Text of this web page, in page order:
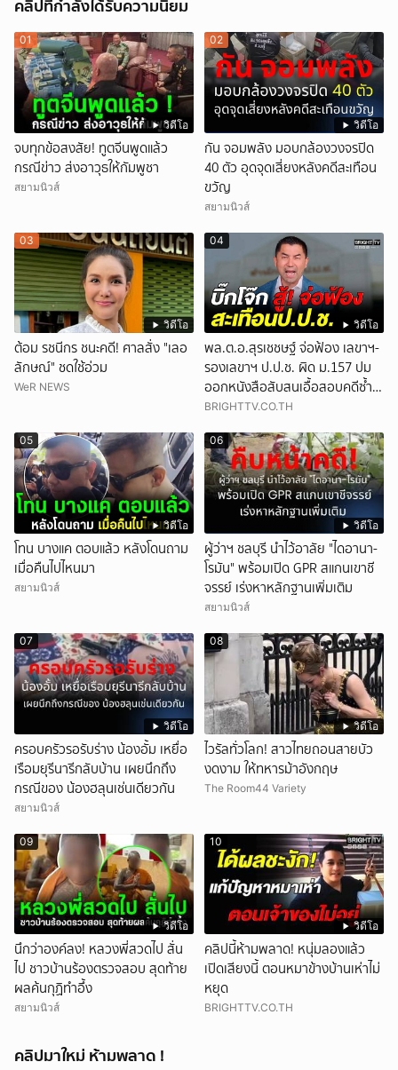
คลิปที่กำลังได้รับความนิยม
วิดีโอ
01
จบทุกข้อสงสัย! ทูตจีนพูดแล้ว
กรณีข่าว ส่งอาวุธให้กัมพูชา
สยามนิวส์
วิดีโอ
02
กัน จอมพลัง มอบกล้องวงจรปิด
40 ตัว อุดจุดเสี่ยงหลังคดีสะเทือน
ขวัญ
สยามนิวส์
วิดีโอ
03
ต้อม รชนีกร ชนะคดี! ศาลสั่ง "เลอ
ลักษณ์" ชดใช้อ่วม
WeR NEWS
วิดีโอ
04
พล.ต.อ.สุรเชชษฐ์ จ่อฟ้อง เลขาฯ-
รองเลขาฯ ป.ป.ช. ผิด ม.157 ปม
ออกหนังสือสับสนเอื้อสอบคดีซ้ำ
ซ้อน
BRIGHTTV.CO.TH
วิดีโอ
05
โทน บางแค ตอบแล้ว หลังโดนถาม
เมื่อคืนไปไหนมา
สยามนิวส์
วิดีโอ
06
ผู้ว่าฯ ชลบุรี นำไว้อาลัย "ไดอานา-
โรมัน" พร้อมเปิด GPR สแกนเขาชี
จรรย์ เร่งหาหลักฐานเพิ่มเติม
สยามนิวส์
วิดีโอ
07
ครอบครัวรอรับร่าง น้องอั้ม เหยื่อ
เรือมยุรีนารีกลับบ้าน เผยนึกถึง
กรณีของ น้องฮลุนเช่นเดียวกัน
สยามนิวส์
วิดีโอ
08
ไวรัลทั่วโลก! สาวไทยถอนสายบัว
งดงาม ให้ทหารม้าอังกฤษ
The Room44 Variety
วิดีโอ
09
นึกว่าองค์ลง! หลวงพี่สวดไป สั่น
ไป ชาวบ้านร้องตรวจสอบ สุดท้าย
ผลค้นกุฏิทำอึ้ง
สยามนิวส์
วิดีโอ
10
คลิปนี้ห้ามพลาด! หนุ่มลองแล้ว
เปิดเสียงนี้ ตอนหมาข้างบ้านเห่าไม่
หยุด
BRIGHTTV.CO.TH
คลิปมาใหม่ ห้ามพลาด !